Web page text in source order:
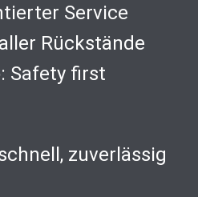
Service
Rückstände
Safety first
zuverlässig